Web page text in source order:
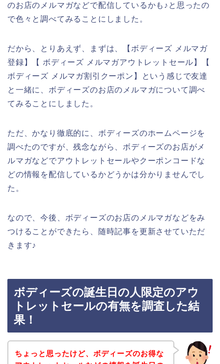
のお店のメルマガなどで配信しているかも♪と思ったの
で色々と調べてみることにしました。
だから、とりあえず、まずは、【ボディーズ メルマガ
登録】【 ボディーズ メルマガアウトレットセール】【
ボディーズ メルマガ割引クーポン】という感じで友達
と一緒に、ボディーズのお店のメルマガについて調べ
てみることにしました。
ただ、かなり徹底的に、ボディーズのホームページを
調べたのですが、残念ながら、ボディーズのお店がメ
ルマガなどでアウトレットセールやクーポンコードな
どの情報を配信しているかどうかは分かりませんでし
た。
なので、今後、ボディーズのお店のメルマガなどをみ
つけることができたら、随時記事を更新させていただ
きます♪
ボディーズの誕生日の人限定のアウ
トレットセールの有無を調査した結
果！
ちょっと思ったけど、ボディーズのお得な